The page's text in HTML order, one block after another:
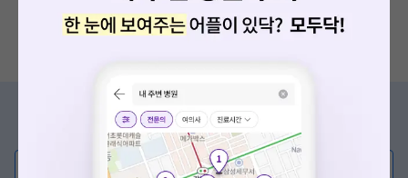
증상/치료, 궁금한 점이 있나요?
의사가 직접 답해드려요!
💬 무엇이든 물어보세요